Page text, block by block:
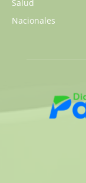
Salud
Nacionales